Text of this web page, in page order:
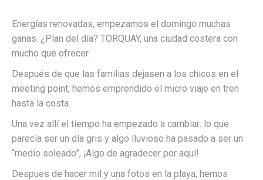
Energías renovadas, empezamos el domingo muchas
ganas. ¿Plan del día? TORQUAY, una ciudad costera con
mucho que ofrecer.
Después de que las familias dejasen a los chicos en el
meeting point, hemos emprendido el micro viaje en tren
hasta la costa.
Una vez allí el tiempo ha empezado a cambiar: lo que
parecía ser un día gris y algo lluvioso ha pasado a ser un
“medio soleado”, ¡Algo de agradecer por aquí!
Despues de hacer mil y una fotos en la playa, hemos